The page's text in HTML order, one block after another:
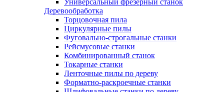
Универсальный фрезерный станок
Деревообработка
Торцовочная пила
Циркулярные пилы
Фуговально-строгальные станки
Рейсмусовые станки
Комбинированный станок
Токарные станки
Ленточные пилы по дереву
Форматно-раскроечные станки